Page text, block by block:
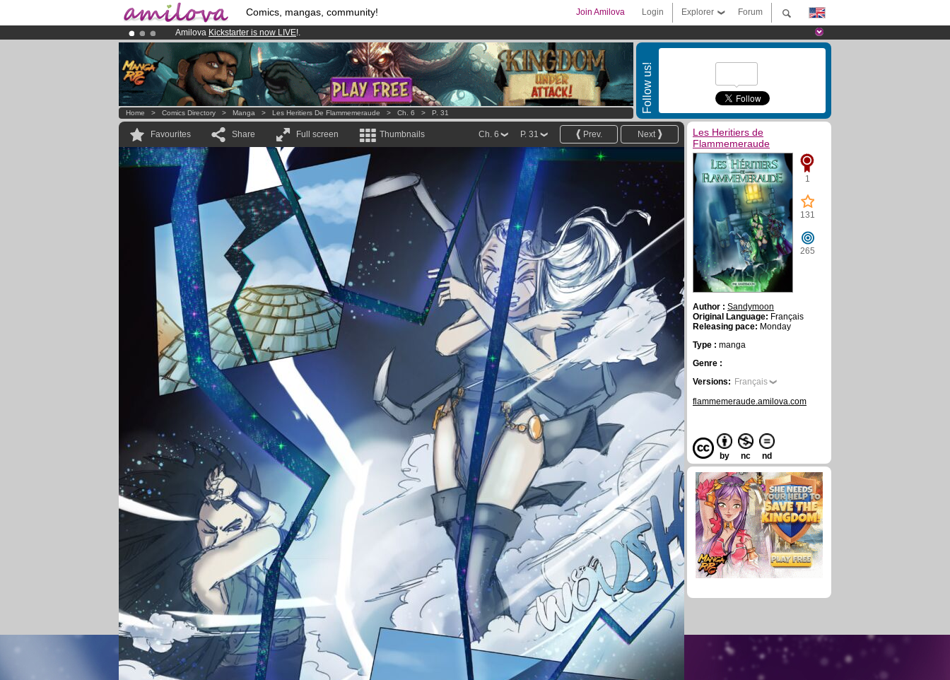
Comics, mangas, community! Forum
Explorer
Login
Join Amilova
Amilova Kickstarter is now LIVE!.
Already 100000membersand 1000comics & mangas!.
Premium membership from3.95 euros per month !Get membership now
Follow us!
Home > Comics Directory > Manga > Les Heritiers De Flammemeraude > Ch. 6 > P. 31
Favourites Share Full screen Thumbnails Next
Prev.
P. 31
Ch. 6
Les Heritiers de
Flammemeraude
1
131
265
Author : Sandymoon
Original Language: Français
Releasing pace: Monday
Type : manga
Genre :
Versions: Français
flammemeraude.amilova.com
by nc nd